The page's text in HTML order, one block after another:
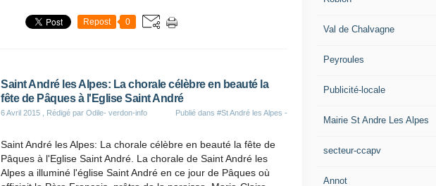
Repost 0
Saint André les Alpes: La chorale célèbre en beauté la
fête de Pâques à l'Eglise Saint André
6 Avril 2015 , Rédigé par Odile- verdon-info Publié dans #St André les Alpes -
Saint André les Alpes: La chorale célèbre en beauté la fête de
Pâques à l'Eglise Saint André. La chorale de Saint André les
Alpes a illuminé l'église Saint André en ce jour de Pâques où
Val de Chalvagne
Peyroules
Publicité-locale
Mairie St Andre Les Alpes
secteur-ccapv
Annot